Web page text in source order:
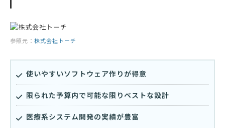
参照元： 株式会社トーチ
使いやすいソフトウェア作りが得意
限られた予算内で可能な限りベストな設計
医療系システム開発の実績が豊富